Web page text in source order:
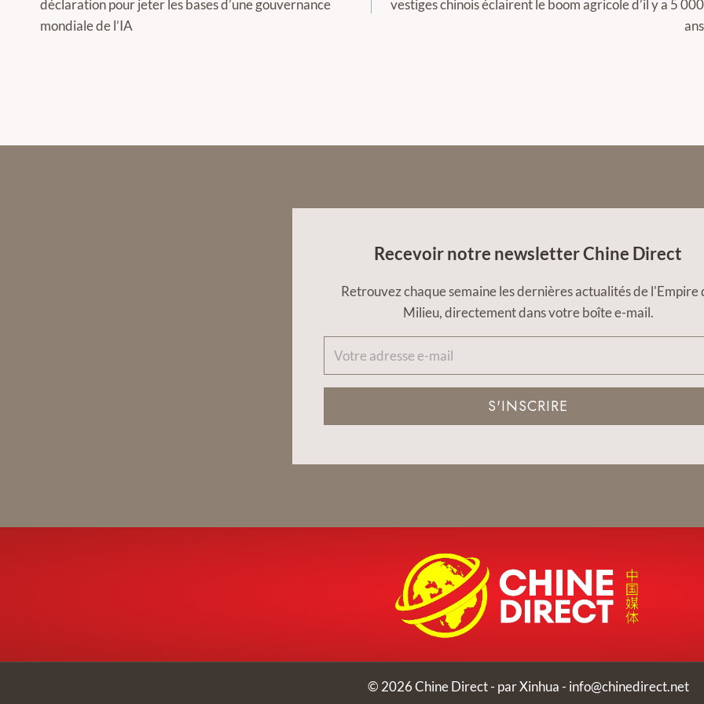
l’article
déclaration pour jeter les bases d’une gouvernance
mondiale de l’IA
vestiges chinois éclairent le boom agricole d’il y a 5 000
ans
Recevoir notre newsletter Chine Direct
Retrouvez chaque semaine les dernières actualités de l'Empire
Milieu, directement dans votre boîte e-mail.
S'INSCRIRE
© 2026 Chine Direct - par Xinhua - info@chinedirect.net